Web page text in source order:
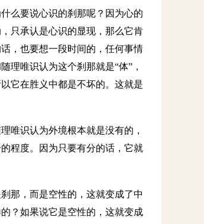
么要说心识的刹那呢？因为心的
只承认是心识的显现，那么它肯
，也要想一段时间的，任何事情
理唯识认为这个刹那就是“体”，
它在胜义中都是不坏的。这就是
唯识认为外境根本就是没有的，
程度。因为只要有分的话，它就
那，而是空性的，这就变成了中
？如果说它是空性的，这就变成